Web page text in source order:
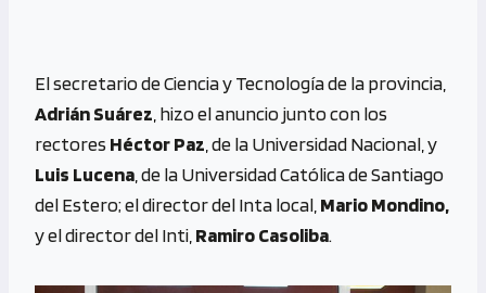
El secretario de Ciencia y Tecnología de la provincia,
Adrián Suárez , hizo el anuncio junto con los
rectores Héctor Paz , de la Universidad Nacional, y
Luis Lucena , de la Universidad Católica de Santiago
del Estero; el director del Inta local, Mario Mondino,
y el director del Inti, Ramiro Casoliba.